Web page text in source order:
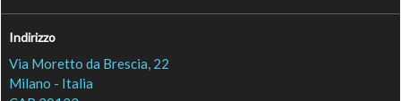
Indirizzo
Via Moretto da Brescia, 22
Milano - Italia